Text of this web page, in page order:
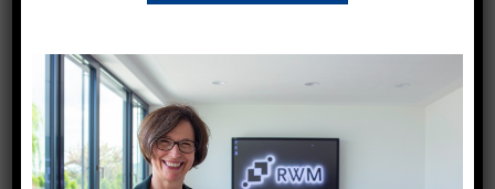
Überwachungs- und aktive
Nachforschungspflicht hinsichtlich
rechtswidriger Inhalte. Die konkrete Kenntnis der
Rechtsverletzung verpflichtet ihn jedoch, künftig
derartige Störungen zu verhindern. Dies gilt